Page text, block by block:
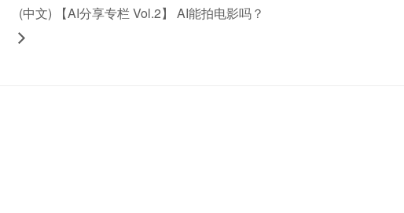
(中文) 【AI分享专栏 Vol.2】 AI能拍电影吗？